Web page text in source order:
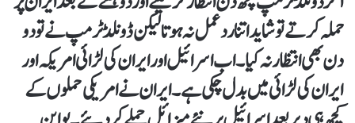
حملہ کرتے تو شاید اتنا ردعمل نہ ہوتا لیکن ڈونلڈ ٹرمپ نے تو دو
دن بھی انتظار نہ کیا۔ اب اسرائیل اور ایران کی لڑائی امریکہ اور
ایران کی لڑائی میں بدل چکی ہے۔ ایران نے امریکی حملوں کے